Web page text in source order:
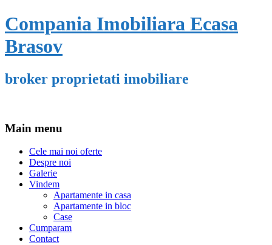
Compania Imobiliara Ecasa
Brasov
broker proprietati imobiliare
Main menu
Cele mai noi oferte
Despre noi
Galerie
Vindem
Apartamente in casa
Apartamente in bloc
Case
Cumparam
Contact